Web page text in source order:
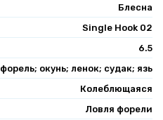
Блесна
Single Hook 02
6.5
форель; окунь; ленок; судак; язь
Колеблющаяся
Ловля форели